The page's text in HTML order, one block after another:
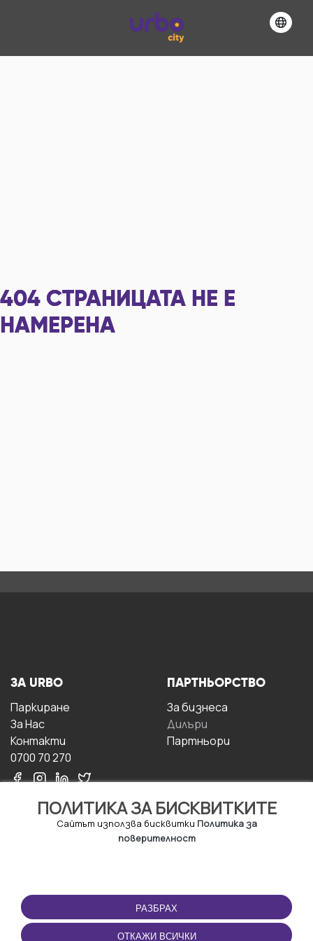
404 СТРАНИЦАТА НЕ Е
НАМЕРЕНА
ПОЛИТИКА ЗА БИСКВИТКИТЕ
Сайтът използва бисквитки Политика за
поверителност
РАЗБРАХ
ОТКАЖИ ВСИЧКИ
ЗА URBO
Паркиране
За Hас
Контакти
0700 70 270
ПАРТНЬОРСТВО
За бизнесa
Дилъри
Партньори
ПОЛЗВАНЕ
Правила и условия за
ползване
ПРИЛОЖЕНИЕТО